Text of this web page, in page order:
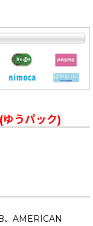
うパック)
、AMERICAN